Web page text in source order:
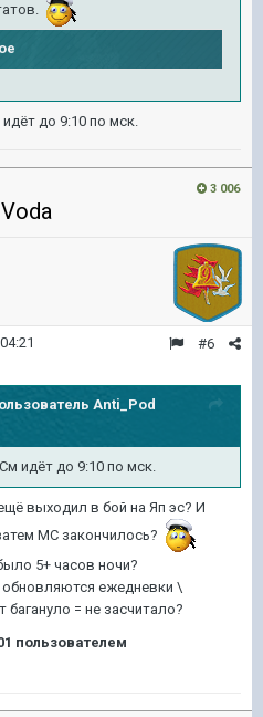
до 9:10 по мск.
3 006
#6
Anti_Pod
идёт до 9:10 по мск.
выходил в бой на Яп эс? И
МС закончилось?
5+ часов ночи?
обновляются ежедневки \
= не засчитало?
пользователем